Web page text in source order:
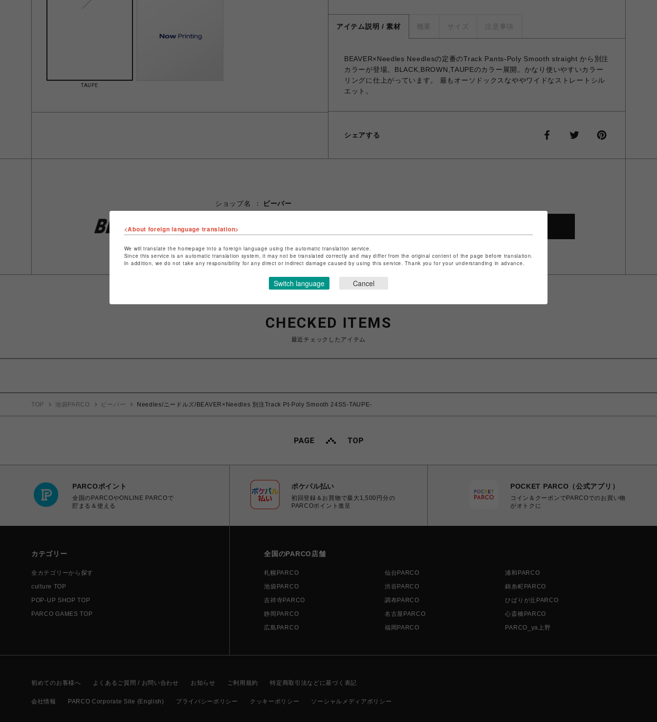
TAUPE
アイテム説明 / 素材 概要 サイズ 注意事項
BEAVER×Needles Needlesの定番のTrack Pants-Poly Smooth straight から別注
カラーが登場。BLACK,BROWN,TAUPEのカラー展開。かなり使いやすいカラー
リングに仕上がっています。 最もオーソドックスなややワイドなストレートシル
エット。
シェアする
ショップ名
ビーバー
特定商取引法など法令に基づく表記はこちら
ショップお問い合わせは こちら
CHECKED ITEMS
最近チェックしたアイテム
TOP 池袋PARCO ビーバー Needles/ニードルズ/BEAVER×Needles 別注Track Pt-Poly Smooth 24SS-TAUPE-
PARCOポイント
全国のPARCOやONLINE PARCOで
貯まる＆使える
ポケパル払い
初回登録＆お買物で最大1,500円分の
PARCOポイント進呈
POCKET PARCO（公式アプリ）
コイン＆クーポンでPARCOでのお買い物
がオトクに
カテゴリー
全カテゴリーから探す
culture TOP
POP-UP SHOP TOP
PARCO GAMES TOP
全国のPARCO店舗
札幌PARCO 仙台PARCO
浦和PARCO
池袋PARCO
渋谷PARCO
錦糸町PARCO
吉祥寺PARCO
調布PARCO
ひばりが丘PARCO
静岡PARCO
名古屋PARCO
心斎橋PARCO
広島PARCO
福岡PARCO PARCO_ya上野
初めてのお客様へ よくあるご質問 / お問い合わせ お知らせ ご利用規約 特定商取引法などに基づく表記
会社情報 PARCO Corporate Site (English) プライバシーポリシー クッキーポリシー ソーシャルメディアポリシー
<About foreign language translation>
We will translate the homepage into a foreign language using the automatic translation service.
Since this service is an automatic translation system, it may not be translated correctly and may differ from the original content of the page before translation.
In addition, we do not take any responsibility for any direct or indirect damage caused by using this service. Thank you for your understanding in advance.
Switch language Cancel